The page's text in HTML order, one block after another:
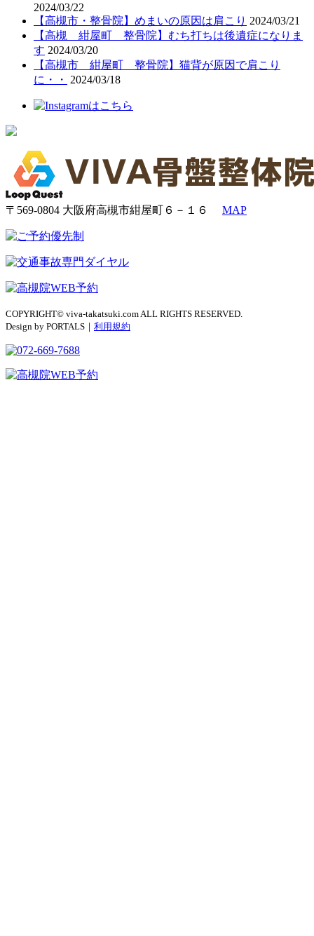
2024/03/22
【高槻市・整骨院】めまいの原因は肩こり 2024/03/21
【高槻 紺屋町 整骨院】むち打ちは後遺症になりま
す 2024/03/20
【高槻市 紺屋町 整骨院】猫背が原因で肩こり
に・・
2024/03/18
〒569-0804 大阪府高槻市紺屋町６－１６ MAP
COPYRIGHT© viva-takatsuki.com ALL RIGHTS RESERVED.
Design by PORTALS｜ 利用規約